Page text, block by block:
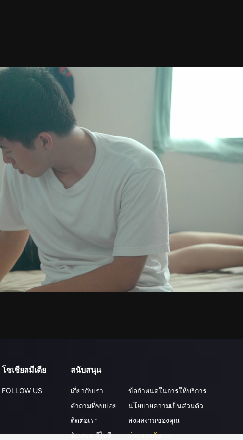
รายละเอียด
โซเชียลมีเดีย
FOLLOW US
สนับสนุน
เกี่ยวกับเรา
คำถามที่พบบ่อย
ติดต่อเรา
อัปเกรด วีไอพี
ข้อกำหนดในการให้บริการ
นโยบายความเป็นส่วนตัว
ส่งผลงานของคุณ
ร่วมงานกับเรา